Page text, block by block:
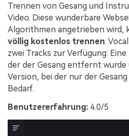
Trennen von Gesang und
Video. Diese wunderbare
Algorithmen angetrieben wird,
völlig kostenlos trennen.
zwei Tracks zur Verfügung:
der der Gesang entfernt wurde
Version, bei der nur der
Bedarf.
Benutzererfahrung: 4.0/5